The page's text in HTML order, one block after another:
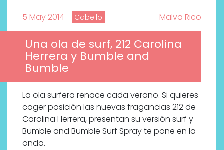
5 May 2014 Cabello Malva Rico
Una ola de surf, 212 Carolina
Herrera y Bumble and
Bumble
La ola surfera renace cada verano. Si quieres
coger posición las nuevas fragancias 212 de
Carolina Herrera, presentan su versión surf y
Bumble and Bumble Surf Spray te pone en la
onda.